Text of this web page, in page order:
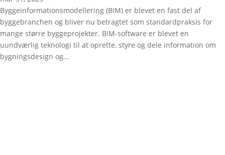
Byggeinformationsmodellering (BIM) er blevet en fast del af
byggebranchen og bliver nu betragtet som standardpraksis for
mange større byggeprojekter. BIM-software er blevet en
uundværlig teknologi til at oprette, styre og dele information om
bygningsdesign og...